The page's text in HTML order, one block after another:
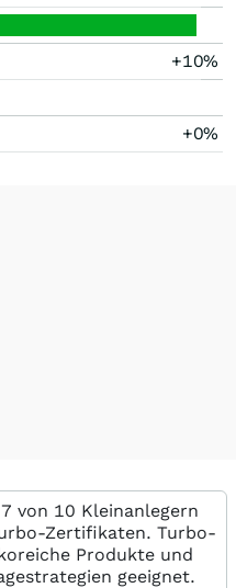
+10%
+0%
von 10 Kleinanlegern
Zertifikaten. Turbo-
Produkte und
geeignet.